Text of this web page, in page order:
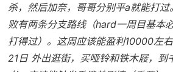
杀，然后加奈，哥哥分别平a就能打
败有两条分支路线（hard一周目基本
打得过）。这周应该能盈利10000左右
21日 外出逛街，买哑铃和铁木屐，到